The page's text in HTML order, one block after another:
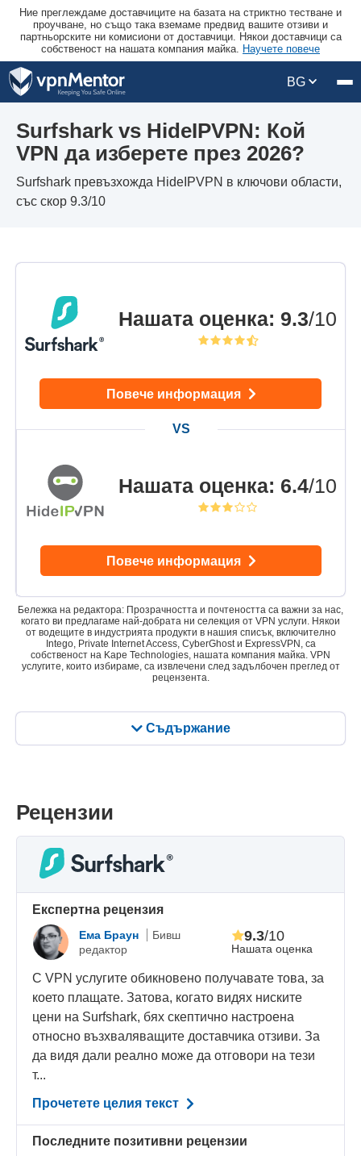
Ние преглеждаме доставчиците на базата на стриктно тестване и
проучване, но също така вземаме предвид вашите отзиви и
партньорските ни комисиони от доставчици. Някои доставчици са
собственост на нашата компания майка. Научете повече
BG
Surfshark vs HideIPVPN: Кой
VPN да изберете през 2026?
Surfshark превъзхожда HideIPVPN в ключови области,
със скор 9.3/10
Съдържание
Нашата оценка: 9.3/10
Повече информация
Нашата оценка: 6.4/10
Повече информация
Бележка на редактора: Прозрачността и почтеността са важни за нас,
когато ви предлагаме най-добрата ни селекция от VPN услуги. Някои
от водещите в индустрията продукти в нашия списък, включително
Intego, Private Internet Access, CyberGhost и ExpressVPN, са
собственост на Kape Technologies, нашата компания майка. VPN
услугите, които избираме, са извлечени след задълбочен преглед от
рецензента.
Рецензии
Eкспертна рецензия
Eма Браун
Бивш
редактор
Нашата оценка
9.3/10
С VPN услугите обикновено получавате това, за
което плащате. Затова, когато видях ниските
цени на Surfshark, бях скептично настроена
относно възхваляващите доставчика отзиви. За
да видя дали реално може да отговори на тези
т...
Прочетете целия текст
Последните позитивни рецензии